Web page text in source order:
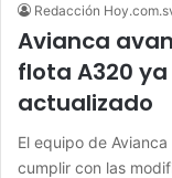
Redacción
Avianca
flota A320
actualizado
El equipo de
cumplir con las